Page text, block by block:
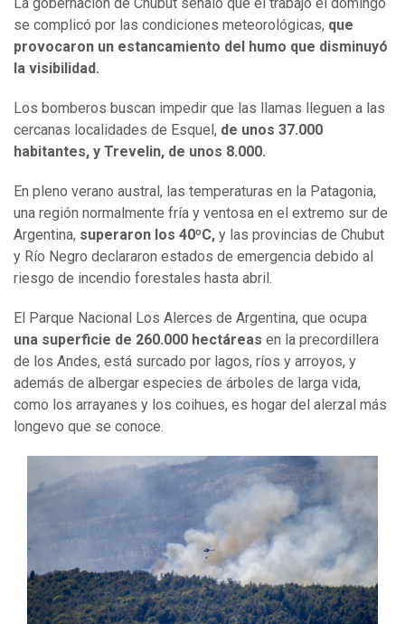
La gobernación de Chubut señaló que el trabajo el domingo
se complicó por las condiciones meteorológicas, que
provocaron un estancamiento del humo que disminuyó
la visibilidad.
Los bomberos buscan impedir que las llamas lleguen a las
cercanas localidades de Esquel, de unos 37.000
habitantes, y Trevelin, de unos 8.000.
En pleno verano austral, las temperaturas en la Patagonia,
una región normalmente fría y ventosa en el extremo sur de
Argentina, superaron los 40ºC, y las provincias de Chubut
y Río Negro declararon estados de emergencia debido al
riesgo de incendio forestales hasta abril.
El Parque Nacional Los Alerces de Argentina, que ocupa
una superficie de 260.000 hectáreas en la precordillera
de los Andes, está surcado por lagos, ríos y arroyos, y
además de albergar especies de árboles de larga vida,
como los arrayanes y los coihues, es hogar del alerzal más
longevo que se conoce.